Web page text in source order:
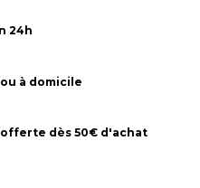
24h
à domicile
dès 50€ d'achat